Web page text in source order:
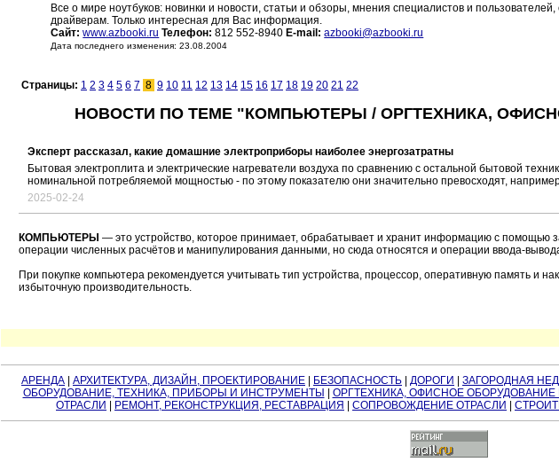
Все о мире ноутбуков: новинки и новости, статьи и обзоры, мнения специалистов и
драйверам. Только интересная для Вас информация.
Сайт: www.azbooki.ru Телефон: 812 552-8940 E-mail: azbooki@azbooki.ru
Дата последнего изменения: 23.08.2004
Страницы: 1 2 3 4 5 6 7 8 9 10 11 12 13 14 15 16 17 18 19 20 21 22
НОВОСТИ ПО ТЕМЕ "КОМПЬЮТЕРЫ / ОРГТЕХНИКА,
Эксперт рассказал, какие домашние электроприборы наиболее энергозатратны
Бытовая электроплита и электрические нагреватели воздуха по сравнению с остальной бытовой
номинальной потребляемой мощностью - по этому показателю они значительно превосходят,
2025-02-24
КОМПЬЮТЕРЫ — это устройство, которое принимает, обрабатывает и хранит информацию с помощью
операции численных расчётов и манипулирования данными, но сюда относятся и операции ввода-
При покупке компьютера рекомендуется учитывать тип устройства, процессор, оперативную память и
избыточную производительность.
АРЕНДА АРХИТЕКТУРА, ДИЗАЙН, ПРОЕКТИРОВАНИЕ БЕЗОПАСНОСТЬ ДОРОГИ ЗАГОРОДНАЯ
ОБОРУДОВАНИЕ, ТЕХНИКА, ПРИБОРЫ И ИНСТРУМЕНТЫ
ОРГТЕХНИКА, ОФИСНОЕ
ОТРАСЛИ
РЕМОНТ, РЕКОНСТРУКЦИЯ, РЕСТАВРАЦИЯ СОПРОВОЖДЕНИЕ ОТРАСЛИ